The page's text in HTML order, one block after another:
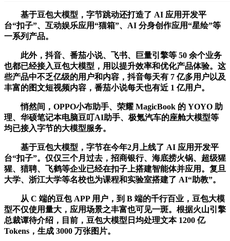
基于豆包大模型，字节跳动还打造了 AI 应用开发平
台“扣子”、互动娱乐应用“猫箱”、AI 分身创作应用“星绘”等
一系列产品。
此外，抖音、番茄小说、飞书、巨量引擎等 50 余个业务
也都已经接入豆包大模型，用以提升效率和优化产品体验。这
些产品中不乏亿级的用户和内容，抖音每天有 7 亿多用户以及
丰富的图文短视频内容，番茄小说每天也有近 1 亿用户。
悄然间，OPPO小布助手、荣耀 MagicBook 的 YOYO 助
理、华硕笔记本电脑豆叮AI助手、极氪汽车的座舱大模型等
均已接入字节的大模型服务。
基于豆包大模型，字节在今年2月上线了 AI 应用开发平
台“扣子”。仅仅三个月过去，招商银行、海底捞火锅、超级猩
猩、猎聘、飞鹤等企业已经在扣子上搭建智能体并应用。复旦
大学、浙江大学等名校也为课程和实验室搭建了 AI“助教”。
从 C 端的豆包 APP 用户，到 B 端的千行百业，豆包大模
型不仅使用量大，应用场景之丰富也可见一斑。根据火山引擎
总裁谭待介绍，目前，豆包大模型日均处理文本 1200 亿
Tokens，生成 3000 万张图片。